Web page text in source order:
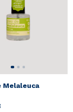
Melaleuca